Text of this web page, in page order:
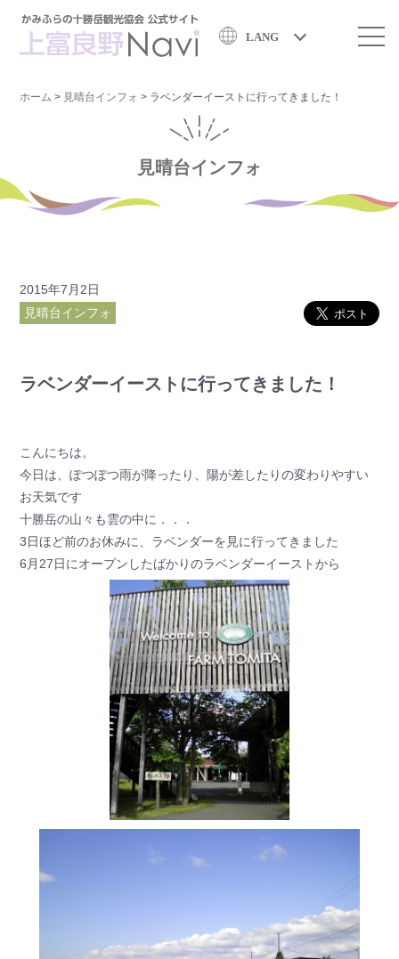
LANG
ホーム > 見晴台インフォ > ラベンダーイーストに行ってきました！
見晴台インフォ
2015年7月2日
見晴台インフォ
ラベンダーイーストに行ってきました！
こんにちは。
今日は、ぽつぽつ雨が降ったり、陽が差したりの変わりやすい
お天気です
十勝岳の山々も雲の中に．．．
3日ほど前のお休みに、ラベンダーを見に行ってきました
6月27日にオープンしたばかりのラベンダーイーストから